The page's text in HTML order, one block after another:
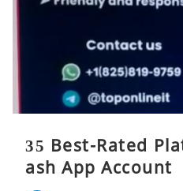
35 Best-Rated
ash App Account